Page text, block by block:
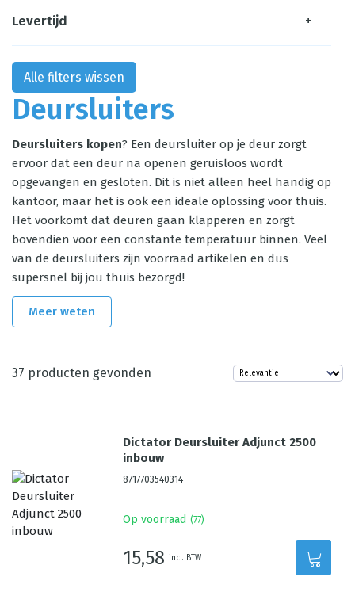
Deursluiters
Deursluiters kopen? Een deursluiter op je deur zorgt
ervoor dat een deur na openen geruisloos wordt
opgevangen en gesloten. Dit is niet alleen heel handig op
kantoor, maar het is ook een ideale oplossing voor thuis.
Het voorkomt dat deuren gaan klapperen en zorgt
bovendien voor een constante temperatuur binnen. Veel
van de deursluiters zijn voorraad artikelen en dus
supersnel bij jou thuis bezorgd!
Meer weten
37 producten gevonden
Dictator Deursluiter Adjunct 2500
inbouw
8717703540314
Op voorraad (77)
15,58 incl. BTW
Levertijd +
Alle filters wissen